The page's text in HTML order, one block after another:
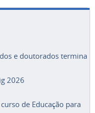
e doutorados termina
2026
de Educação para